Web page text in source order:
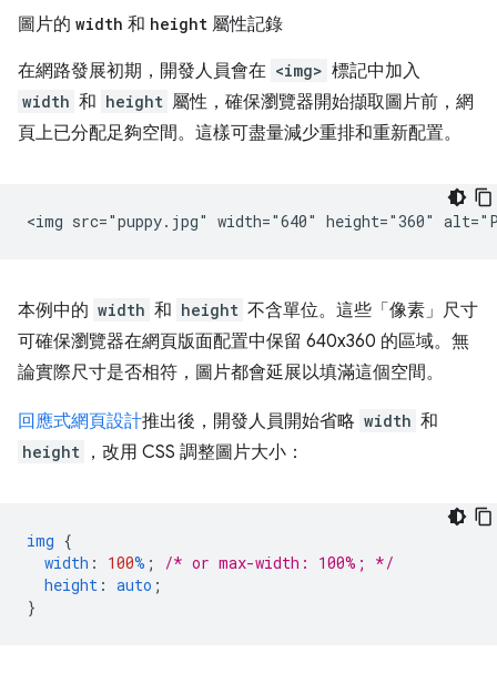
圖片的 width 和 height 屬性記錄
在網路發展初期，開發人員會在 <img> 標記中加入
width 和 height 屬性，確保瀏覽器開始擷取圖片前，網
頁上已分配足夠空間。這樣可盡量減少重排和重新配置。
本例中的 width 和 height 不含單位。這些「像素」尺寸
可確保瀏覽器在網頁版面配置中保留 640x360 的區域。無
論實際尺寸是否相符，圖片都會延展以填滿這個空間。
回應式網頁設計推出後，開發人員開始省略 width 和
height ，改用 CSS 調整圖片大小：
img {
width : 100% ;
/* or max-width: 100%; */
height : auto ;
}